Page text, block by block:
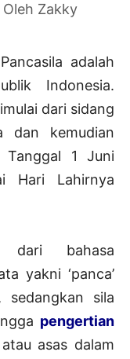
Oleh Zakky
adalah
Indonesia.
dari sidang
dan kemudian
Tanggal 1 Juni
Hari Lahirnya
dari bahasa
yakni ‘panca’
sedangkan sila
pengertian
asas dalam